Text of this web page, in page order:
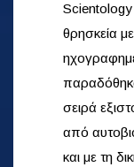
Scientology
θρησκεία
σειρά
από
και με τη